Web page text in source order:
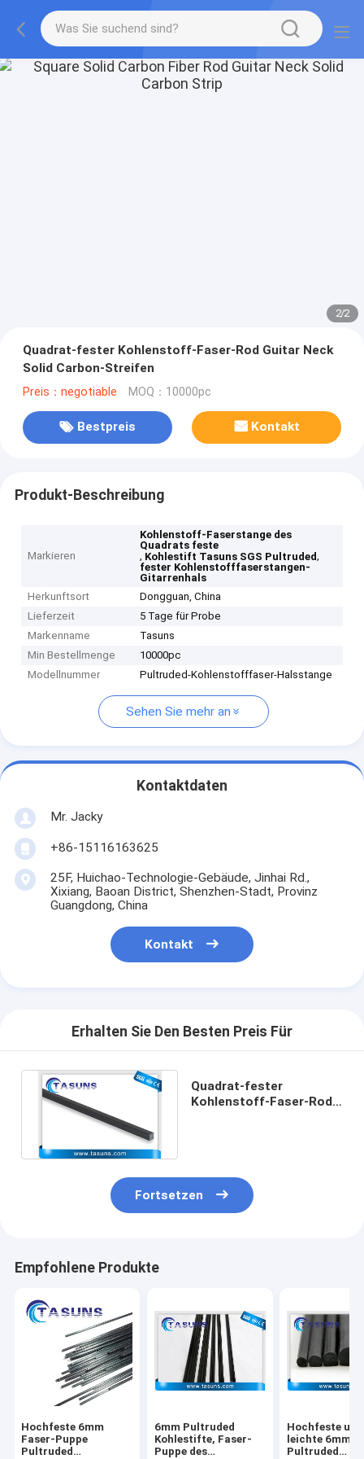
2/2
Quadrat-fester Kohlenstoff-Faser-Rod Guitar Neck
Solid Carbon-Streifen
Preis：negotiable MOQ：10000pc
Bestpreis Kontakt
Produkt-Beschreibung
Markieren
Kohlenstoff-Faserstange des
Quadrats feste
, Kohlestift Tasuns SGS Pultruded,
fester Kohlenstofffaserstangen-
Gitarrenhals
Herkunftsort
Dongguan, China
Lieferzeit
5 Tage für Probe
Markenname
Tasuns
Min Bestellmenge
10000pc
Modellnummer
Pultruded-Kohlenstofffaser-Halsstange
Sehen Sie mehr an
Kontaktdaten
Mr. Jacky
+86-15116163625
25F, Huichao-Technologie-Gebäude, Jinhai Rd.,
Xixiang, Baoan District, Shenzhen-Stadt, Provinz
Guangdong, China
Kontakt
Erhalten Sie Den Besten Preis Für
Quadrat-fester
Kohlenstoff-Faser-Rod
Fortsetzen
Empfohlene Produkte
Hochfeste 6mm
Faser-Puppe
Pultruded
6mm Pultruded
Kohlestifte, Faser-
Puppe des
Hochfeste und
leichte 6mm
Pultruded